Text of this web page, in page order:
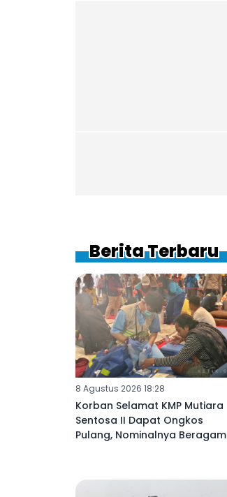
Berita Terbaru
8 Agustus 2026 18:28
Korban Selamat KMP Mutiara
Sentosa II Dapat Ongkos
Pulang, Nominalnya Beragam